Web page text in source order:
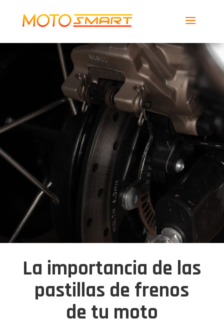
Smartech Global Services LLC Descargar
La importancia de las
pastillas de frenos
de tu moto